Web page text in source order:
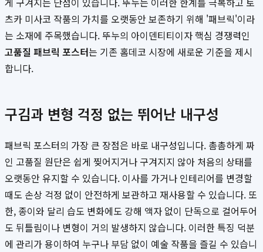
츠카 미사코 작품의 가치를 오랫동안 보존하기 위해 '패브릭'이라
는 소재에 주목했습니다. 뚜누의 아이덴티티이자 핵심 경쟁력인
고품질 패브릭 포스터는 기존 홈데코 시장에 새로운 기준을 제시
합니다.
구김과 변형 걱정 없는 뛰어난 내구성
패브릭 포스터의 가장 큰 장점은 바로 내구성입니다. 촘촘하게 짜
인 고품질 원단은 쉽게 찢어지거나 구겨지지 않아 처음의 상태를
오랫동안 유지할 수 있습니다. 이사를 가거나 인테리어를 변경할
때도 손상 걱정 없이 안전하게 보관하고 재사용할 수 있습니다. 또
한, 종이와 달리 습도 변화에도 강해 액자 없이 단독으로 걸어두어
도 뒤틀림이나 변형이 거의 발생하지 않습니다. 이러한 특징 덕분
에 관리가 용이하여 누구나 부담 없이 예술 작품을 즐길 수 있습니